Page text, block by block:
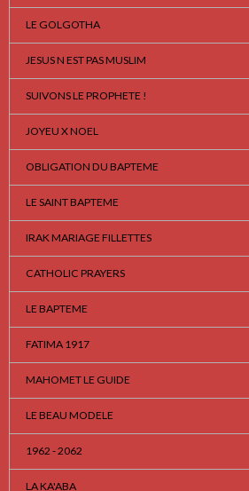
LE GOLGOTHA
JESUS N EST PAS MUSLIM
SUIVONS LE PROPHETE !
JOYEU X NOEL
OBLIGATION DU BAPTEME
LE SAINT BAPTEME
IRAK MARIAGE FILLETTES
CATHOLIC PRAYERS
LE BAPTEME
FATIMA 1917
MAHOMET LE GUIDE
LE BEAU MODELE
1962 - 2062
LA KA'ABA